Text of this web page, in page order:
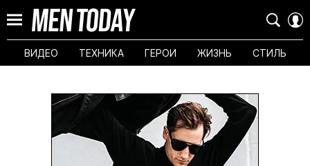
ВИДЕО ТЕХНИКА ГЕРОИ ЖИЗНЬ СТИЛЬ